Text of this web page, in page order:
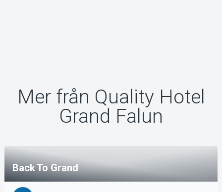
Mer från Quality Hotel
Grand Falun
Back To Grand